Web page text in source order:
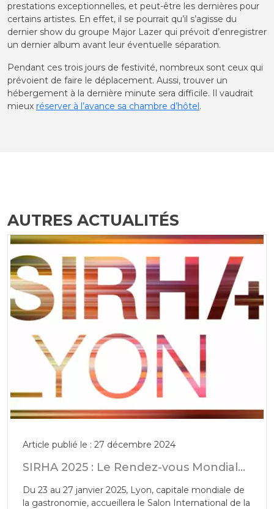
prestations exceptionnelles, et peut-être les dernières pour
certains artistes. En effet, il se pourrait qu’il s’agisse du
dernier show du groupe Major Lazer qui prévoit d’enregistrer
un dernier album avant leur éventuelle séparation.
Pendant ces trois jours de festivité, nombreux sont ceux qui
prévoient de faire le déplacement. Aussi, trouver un
hébergement à la dernière minute sera difficile. Il vaudrait
mieux réserver à l’avance sa chambre d’hôtel.
AUTRES ACTUALITÉS
Article publié le : 27 décembre 2024
SIRHA 2025 : Le Rendez-vous Mondial
Lyon
Du 23 au 27 janvier 2025, Lyon, capitale mondiale de
la gastronomie, accueillera le Salon International de la